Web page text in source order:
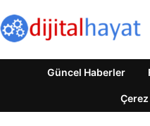
Güncel Haberler